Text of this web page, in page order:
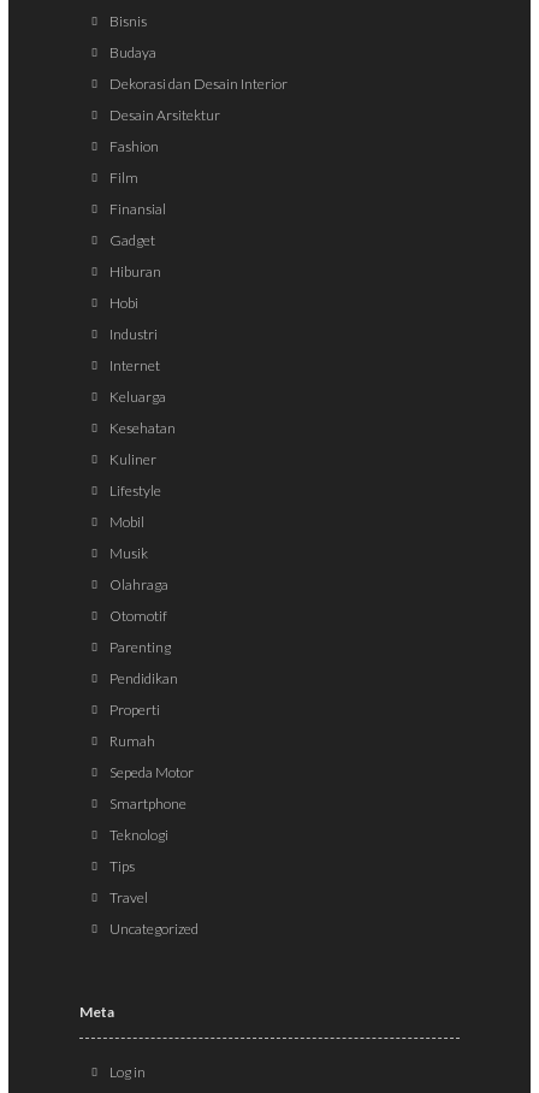
Bisnis
Budaya
Dekorasi dan Desain Interior
Desain Arsitektur
Fashion
Film
Finansial
Gadget
Hiburan
Hobi
Industri
Internet
Keluarga
Kesehatan
Kuliner
Lifestyle
Mobil
Musik
Olahraga
Otomotif
Parenting
Pendidikan
Properti
Rumah
Sepeda Motor
Smartphone
Teknologi
Tips
Travel
Uncategorized
Meta
Log in